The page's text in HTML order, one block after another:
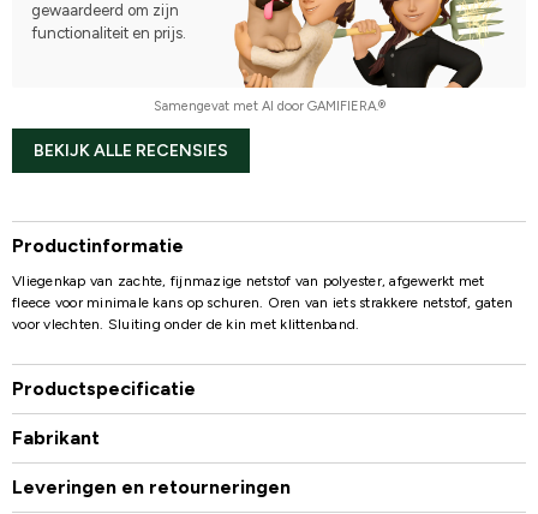
gewaardeerd om zijn
functionaliteit en prijs.
Samengevat met AI door GAMIFIERA.®
BEKIJK ALLE RECENSIES
Productinformatie
Vliegenkap van zachte, fijnmazige netstof van polyester, afgewerkt met
fleece voor minimale kans op schuren. Oren van iets strakkere netstof, gaten
voor vlechten. Sluiting onder de kin met klittenband.
Productspecificatie
Fabrikant
Leveringen en retourneringen